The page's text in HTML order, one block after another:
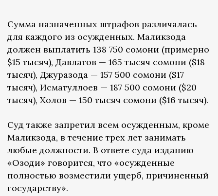
Сумма назначенных штрафов различалась
для каждого из осужденных. Маликзода
должен выплатить 138 750 сомони (примерно
$15 тысяч), Давлатов — 165 тысяч сомони ($18
тысяч), Джуразода — 157 500 сомони ($17
тысяч), Исматуллоев — 187 500 сомони ($20
тысяч), Холов — 150 тысяч сомони ($16 тысяч).
Суд также запретил всем осужденным, кроме
Маликзода, в течение трех лет занимать
любые должности. В ответе суда изданию
«Озоди» говорится, что «осужденные
полностью возместили ущерб, причиненный
государству».